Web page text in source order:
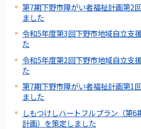
第7期下野市障がい者福祉計画第2
ました
令和5年度第3回下野市地域自立支
た
令和5年度第2回下野市地域自立支
た
第7期下野市障がい者福祉計画第1
ました
しもつけしハートフルプラン（第
計画）を策定しました